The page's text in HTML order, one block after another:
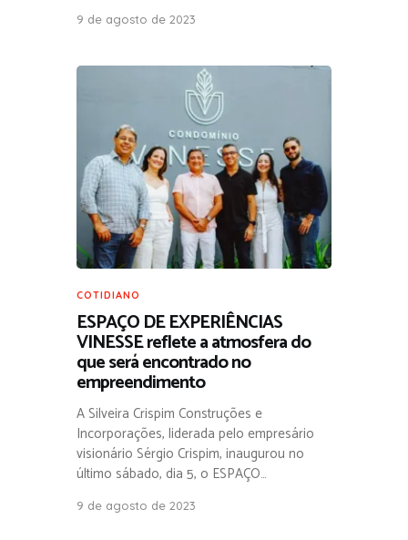
9 de agosto de 2023
COTIDIANO
ESPAÇO DE EXPERIÊNCIAS
VINESSE reflete a atmosfera do
que será encontrado no
empreendimento
A Silveira Crispim Construções e
Incorporações, liderada pelo empresário
visionário Sérgio Crispim, inaugurou no
último sábado, dia 5, o ESPAÇO…
9 de agosto de 2023